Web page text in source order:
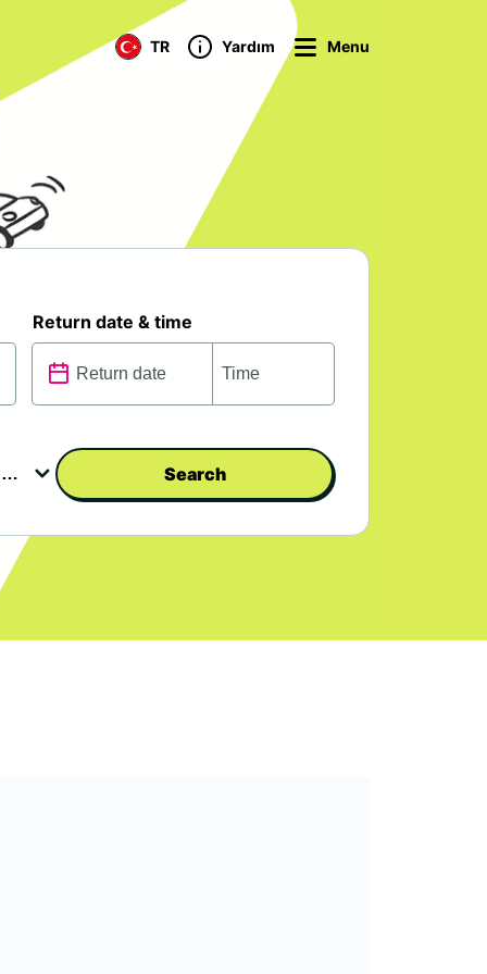
TR Yardım Menu
Return date & time
Search